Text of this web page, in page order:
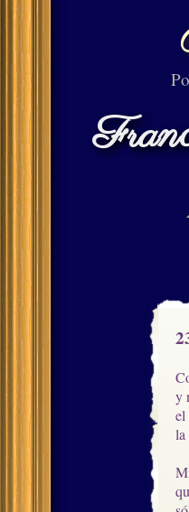
y
el
la